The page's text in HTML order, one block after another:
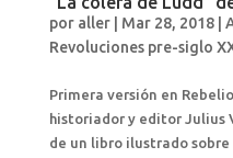
por aller| Mar 28, 2018|
Revoluciones pre-siglo
Primera versión en
historiador y editor Julius
de un libro ilustrado